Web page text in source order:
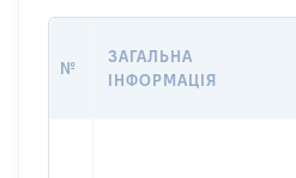
№
ЗАГАЛЬНА
ІНФОРМАЦІЯ